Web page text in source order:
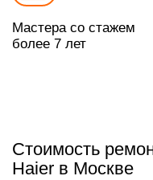
Мастера со стажем
более 7 лет
Стоимость
Haier в Москве